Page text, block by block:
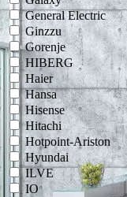
General Electric
Ginzzu
Gorenje
HIBERG
Haier
Hansa
Hisense
Hitachi
Hotpoint-Ariston
Hyundai
ILVE
IO